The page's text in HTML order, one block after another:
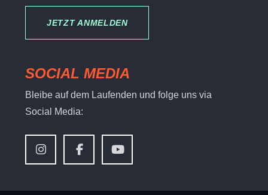
JETZT ANMELDEN
SOCIAL MEDIA
Bleibe auf dem Laufenden und folge uns via
Social Media: